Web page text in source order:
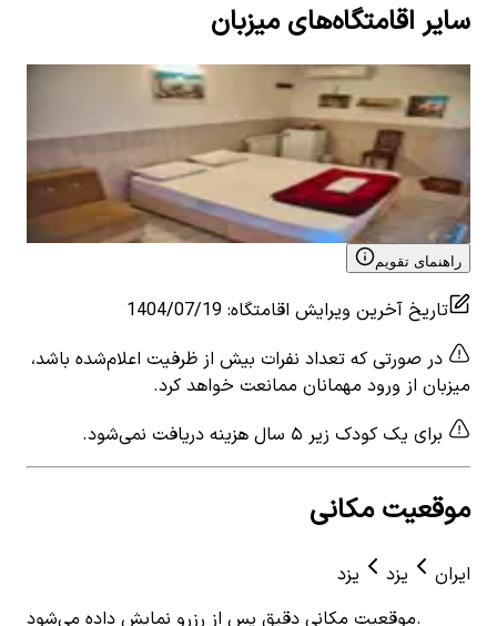
سایر اقامتگاه‌های میزبان
اقامتگاه سنتی در بافت تاریخی یزد - دوتخته
اتاق خواب2 نفر
۱٬۰۶۰٬۰۰۰تومان
View details for اقامتگاه سنتی در بافت تاریخی یزد -
دوتخته
راهنمای تقویم
تاریخ آخرین ویرایش اقامتگاه:
1404/07/19
در صورتی که تعداد نفرات بیش از ظرفیت اعلام‌شده باشد،
میزبان از ورود مهمانان ممانعت خواهد کرد.
برای یک کودک زیر ۵ سال هزینه دریافت نمی‌شود.
موقعیت مکانی
ایران یزد
یزد
موقعیت مکانی دقیق پس از رزرو نمایش داده می‌شود.